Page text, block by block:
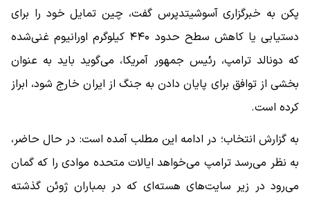
پکن به خبرگزاری آسوشیتدپرس گفت، چین تمایل خود را برای
دستیابی یا کاهش سطح حدود ۴۴۰ کیلوگرم اورانیوم غنی‌شده
که دونالد ترامپ، رئیس جمهور آمریکا، می‌گوید باید به عنوان
بخشی از توافق برای پایان دادن به جنگ از ایران خارج شود، ابراز
کرده است.
به گزارش انتخاب؛ در ادامه این مطلب آمده است: در حال حاضر،
به نظر می‌رسد ترامپ می‌خواهد ایالات متحده موادی را که گمان
می‌رود در زیر سایت‌های هسته‌ای که در بمباران ژوئن گذشته